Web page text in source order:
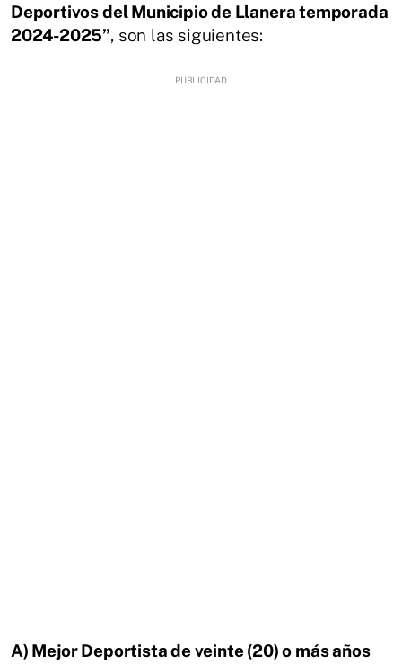
Deportivos del Municipio de Llanera temporada
2024-2025”, son las siguientes:
A) Mejor Deportista de veinte (20) o más años